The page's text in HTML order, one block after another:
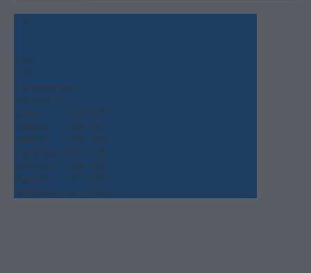
+32
°
C
+33°
+25°
Θεσσαλονίκη
Δευτέρα, 10
Τρίτη
+34°+25°
Τετάρτη
+38°+25°
Πέμπτη
+36°+25°
Παρασκευή+31°+24°
Σάββατο
+30°+22°
Κυριακή
+31°+20°
Πρόγνωση για 7 μέρες